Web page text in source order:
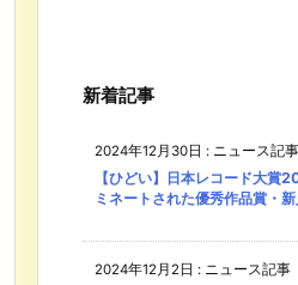
新着記事
2024年12月30日 : ニュース記事
【ひどい】日本レコード大賞
ミネートされた優秀作品賞・
2024年12月2日 : ニュース記事